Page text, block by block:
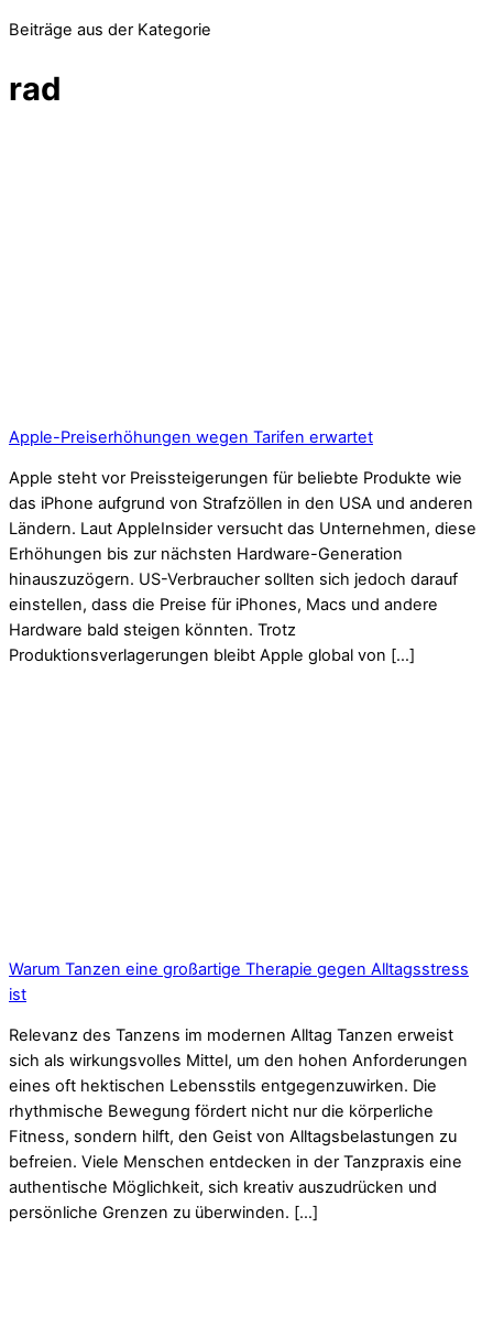
Beiträge aus der Kategorie
rad
Apple-Preiserhöhungen wegen Tarifen erwartet
Apple steht vor Preissteigerungen für beliebte Produkte wie
das iPhone aufgrund von Strafzöllen in den USA und anderen
Ländern. Laut AppleInsider versucht das Unternehmen, diese
Erhöhungen bis zur nächsten Hardware-Generation
hinauszuzögern. US-Verbraucher sollten sich jedoch darauf
einstellen, dass die Preise für iPhones, Macs und andere
Hardware bald steigen könnten. Trotz
Produktionsverlagerungen bleibt Apple global von […]
Warum Tanzen eine großartige Therapie gegen Alltagsstress
ist
Relevanz des Tanzens im modernen Alltag Tanzen erweist
sich als wirkungsvolles Mittel, um den hohen Anforderungen
eines oft hektischen Lebensstils entgegenzuwirken. Die
rhythmische Bewegung fördert nicht nur die körperliche
Fitness, sondern hilft, den Geist von Alltagsbelastungen zu
befreien. Viele Menschen entdecken in der Tanzpraxis eine
authentische Möglichkeit, sich kreativ auszudrücken und
persönliche Grenzen zu überwinden. […]